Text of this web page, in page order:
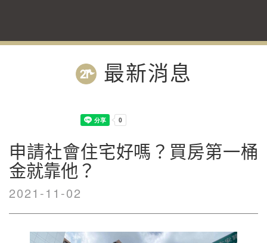
最新消息
申請社會住宅好嗎？買房第一桶
金就靠他？
2021-11-02